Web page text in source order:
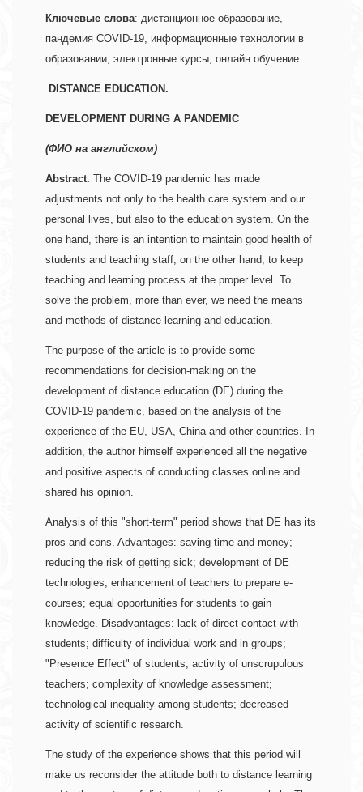
Ключевые слова: дистанционное образование,
пандемия COVID-19, информационные технологии в
образовании, электронные курсы, онлайн обучение.
DISTANCE EDUCATION.
DEVELOPMENT DURING A PANDEMIC
(ФИО на английском)
Abstract. The COVID-19 pandemic has made
adjustments not only to the health care system and our
personal lives, but also to the education system. On the
one hand, there is an intention to maintain good health of
students and teaching staff, on the other hand, to keep
teaching and learning process at the proper level. To
solve the problem, more than ever, we need the means
and methods of distance learning and education.
The purpose of the article is to provide some
recommendations for decision-making on the
development of distance education (DE) during the
COVID-19 pandemic, based on the analysis of the
experience of the EU, USA, China and other countries. In
addition, the author himself experienced all the negative
and positive aspects of conducting classes online and
shared his opinion.
Analysis of this "short-term" period shows that DE has its
pros and cons. Advantages: saving time and money;
reducing the risk of getting sick; development of DE
technologies; enhancement of teachers to prepare e-
courses; equal opportunities for students to gain
knowledge. Disadvantages: lack of direct contact with
students; difficulty of individual work and in groups;
"Presence Effect" of students; activity of unscrupulous
teachers; complexity of knowledge assessment;
technological inequality among students; decreased
activity of scientific research.
The study of the experience shows that this period will
make us reconsider the attitude both to distance learning